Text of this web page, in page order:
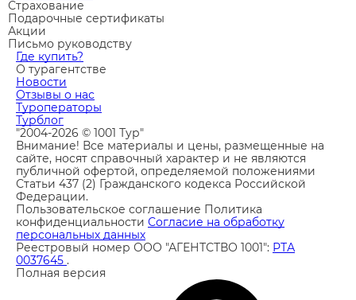
Страхование
Подарочные сертификаты
Акции
Письмо руководству
Где купить?
О турагентстве
Новости
Отзывы о нас
Туроператоры
Турблог
"2004-2026 © 1001 Тур"
Внимание! Все материалы и цены, размещенные на
сайте, носят справочный характер и не являются
публичной офертой, определяемой положениями
Статьи 437 (2) Гражданского кодекса Российской
Федерации.
Пользовательское соглашение Политика
конфиденциальности Согласие на обработку
персональных данных
Реестровый номер ООО "АГЕНТСТВО 1001": РТА
0037645 .
Полная версия